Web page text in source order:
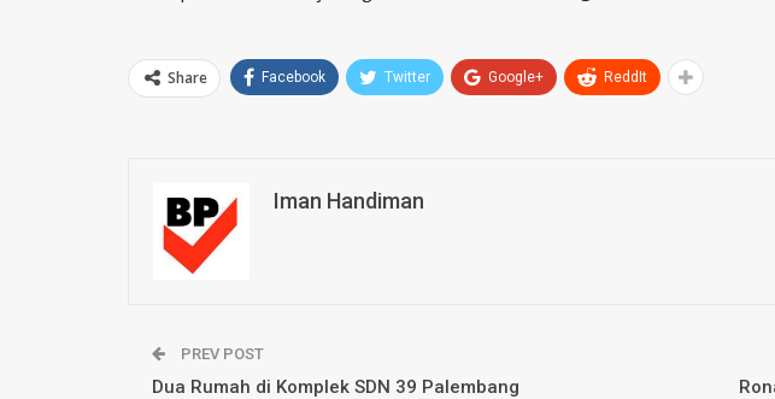
Share Facebook Twitter Google+ ReddIt
Iman Handiman
PREV POST
Dua Rumah di Komplek SDN 39 Palembang